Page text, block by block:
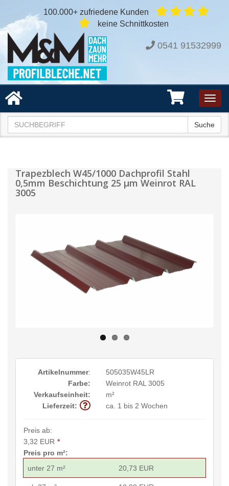
100.000+ zufriedene Kunden
keine Schnittkosten
0541 91532999
Suche
Trapezblech W45/1000 Dachprofil Stahl
0,5mm Beschichtung 25 µm Weinrot RAL
3005
Artikelnummer:
505035W45LR
Farbe:
Weinrot RAL 3005
Verkaufseinheit:
m²
Lieferzeit:
ca. 1 bis 2 Wochen
Preis ab:
3,32 EUR *
Preis pro m²:
unter 27 m²
20,73 EUR